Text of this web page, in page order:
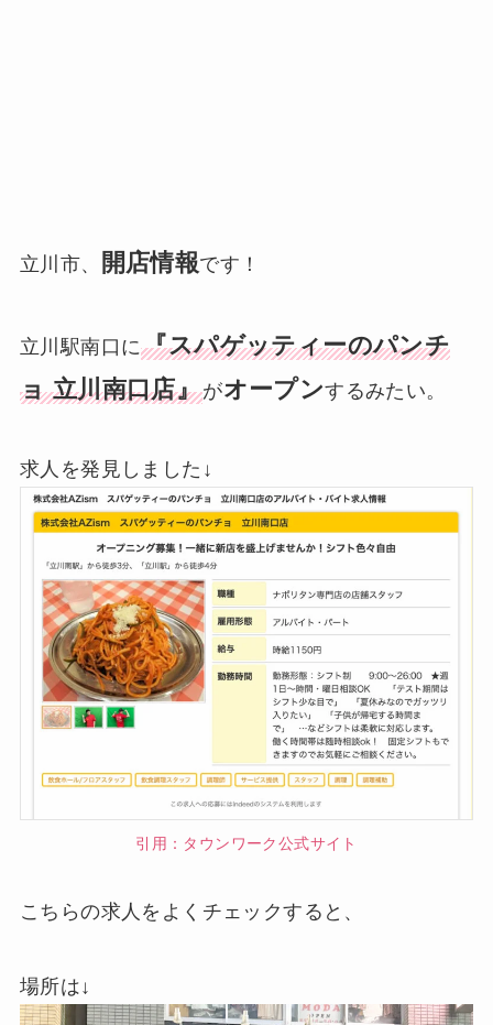
立川市、 開店情報です！
立川駅南口に『スパゲッティーのパンチ
ョ 立川南口店』がオープンするみたい。
求人を発見しました↓
引用：タウンワーク公式サイト
こちらの求人をよくチェックすると、
場所は↓